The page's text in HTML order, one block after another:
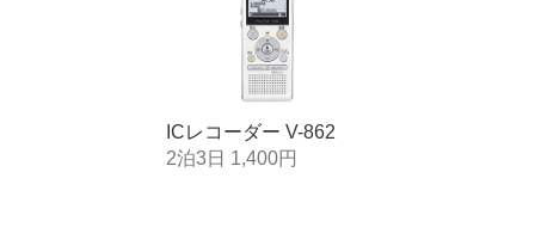
Ø3.5mm インピーダンス8Ω以上
電池：単4形アルカリ乾電池2本またはニッケル水素
充電池2本（本体内充電はできません）
外形寸法：111.5mm × 39mm × 18mm 最大突起部含
ICレコーダー V-862
2泊3日 1,400円